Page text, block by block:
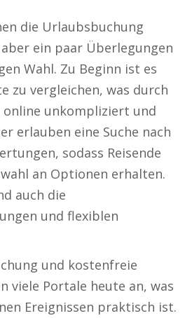
die Urlaubsbuchung
ein paar Überlegungen
Wahl. Zu Beginn ist es
zu vergleichen, was durch
unkompliziert und
erlauben eine Suche nach
sodass Reisende
an Optionen erhalten.
auch die
und flexiblen
und kostenfreie
viele Portale heute an, was
Ereignissen praktisch ist.